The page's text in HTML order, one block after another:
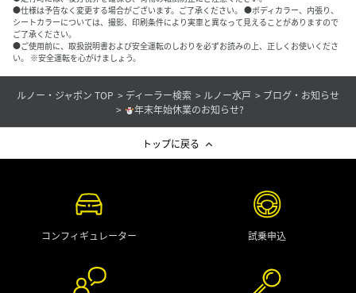
●仕様は予告なく変更する場合がございます。ご了承ください。 ●ボディカラー、内張り、
シートカラーについては、撮影、印刷条件により実車と異なって見えることがありますので
ご了承ください。
●ご使用前に、取扱説明書および安全運転のしおりを必ずお読みの上、正しくお使いくださ
い。 ※安全運転を心がけましょう。
ルノー・ジャポン TOP ディーラー検索 ルノー水戸
ブログ・お知らせ
年末年始休業のお知らせ?
トップに戻る
コンフィギュレーター 試乗申込